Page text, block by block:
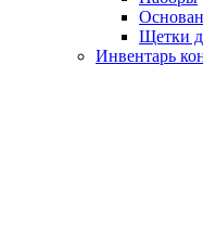
Щетки
Инвентарь